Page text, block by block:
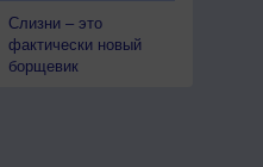
Слизни – это
фактически новый
борщевик